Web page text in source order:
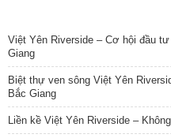
Việt Yên Riverside – Cơ hội đầu
Giang
Biệt thự ven sông Việt Yên
Bắc Giang
Liền kề Việt Yên Riverside –